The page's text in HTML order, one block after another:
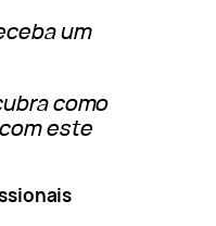
um
como
este